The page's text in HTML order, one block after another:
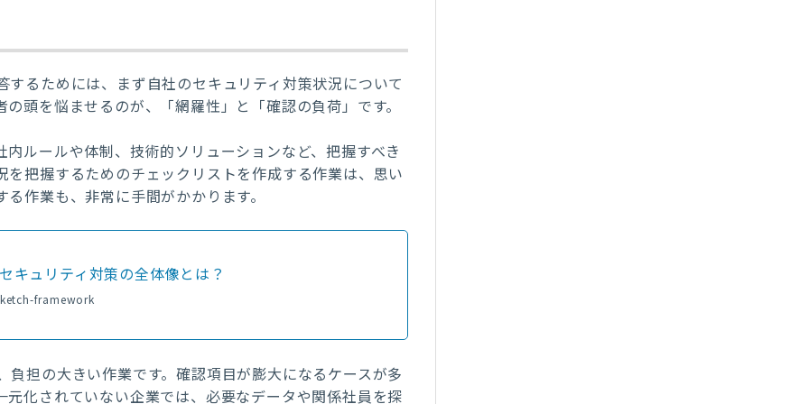
るためには、まず自社のセキュリティ対策状況について
頭を悩ませるのが、「網羅性」と「確認の負荷」です。
内ルールや体制、技術的ソリューションなど、把握すべき
把握するためのチェックリストを作成する作業は、思い
作業も、非常に手間がかかります。
キュリティ対策の全体像とは？
framework
担の大きい作業です。確認項目が膨大になるケースが多
化されていない企業では、必要なデータや関係社員を探